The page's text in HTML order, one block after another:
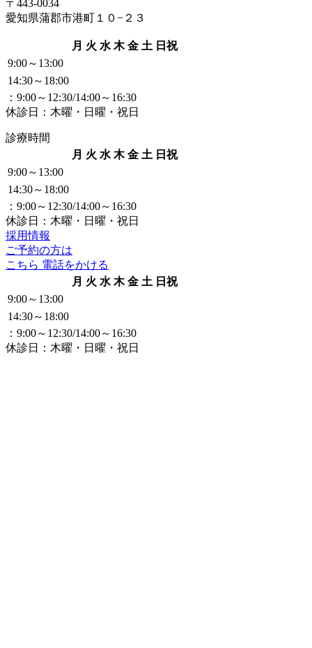
〒443-0034
愛知県蒲郡市港町１０−２３
月 火 水 木 金 土 日祝
9:00～13:00
14:30～18:00
：9:00～12:30/14:00～16:30
休診日：木曜・日曜・祝日
診療時間
月 火 水 木 金 土 日祝
9:00～13:00
14:30～18:00
：9:00～12:30/14:00～16:30
休診日：木曜・日曜・祝日
採用情報
ご予約の方は
こちら 電話をかける
月 火 水 木 金 土 日祝
9:00～13:00
14:30～18:00
：9:00～12:30/14:00～16:30
休診日：木曜・日曜・祝日